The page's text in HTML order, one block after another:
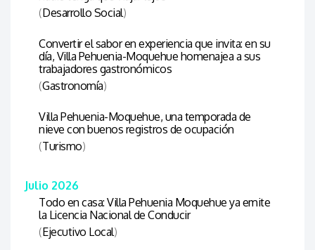
(Desarrollo Social)
Convertir el sabor en experiencia que invita: en su
día, Villa Pehuenia-Moquehue homenajea a sus
trabajadores gastronómicos
(Gastronomía)
Villa Pehuenia-Moquehue, una temporada de
nieve con buenos registros de ocupación
(Turismo)
Julio 2026
Todo en casa: Villa Pehuenia Moquehue ya emite
la Licencia Nacional de Conducir
(Ejecutivo Local)